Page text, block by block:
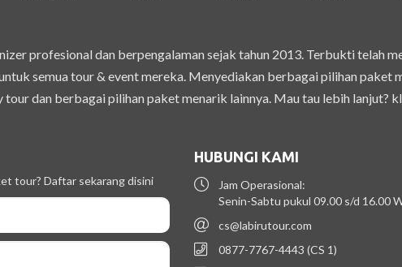
profesional dan berpengalaman sejak tahun 2013. Terbukti telah
semua tour & event mereka. Menyediakan berbagai pilihan paket
tour dan berbagai pilihan paket menarik lainnya. Mau tau lebih lanjut?
tour? Daftar sekarang disini
HUBUNGI KAMI
Jam Operasional:
Senin-Sabtu pukul 09.00 s/d 16.00
cs@labirutour.com
0877-7767-4443 (CS 1)